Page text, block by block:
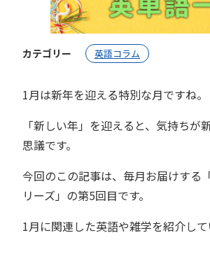
カテゴリー 英語コラム
1月は新年を迎える特別な月ですね。
「新しい年」を迎えると、気持ちが
思議です。
今回のこの記事は、毎月お届けする
リーズ」の第5回目です。
1月に関連した英語や雑学を紹介して